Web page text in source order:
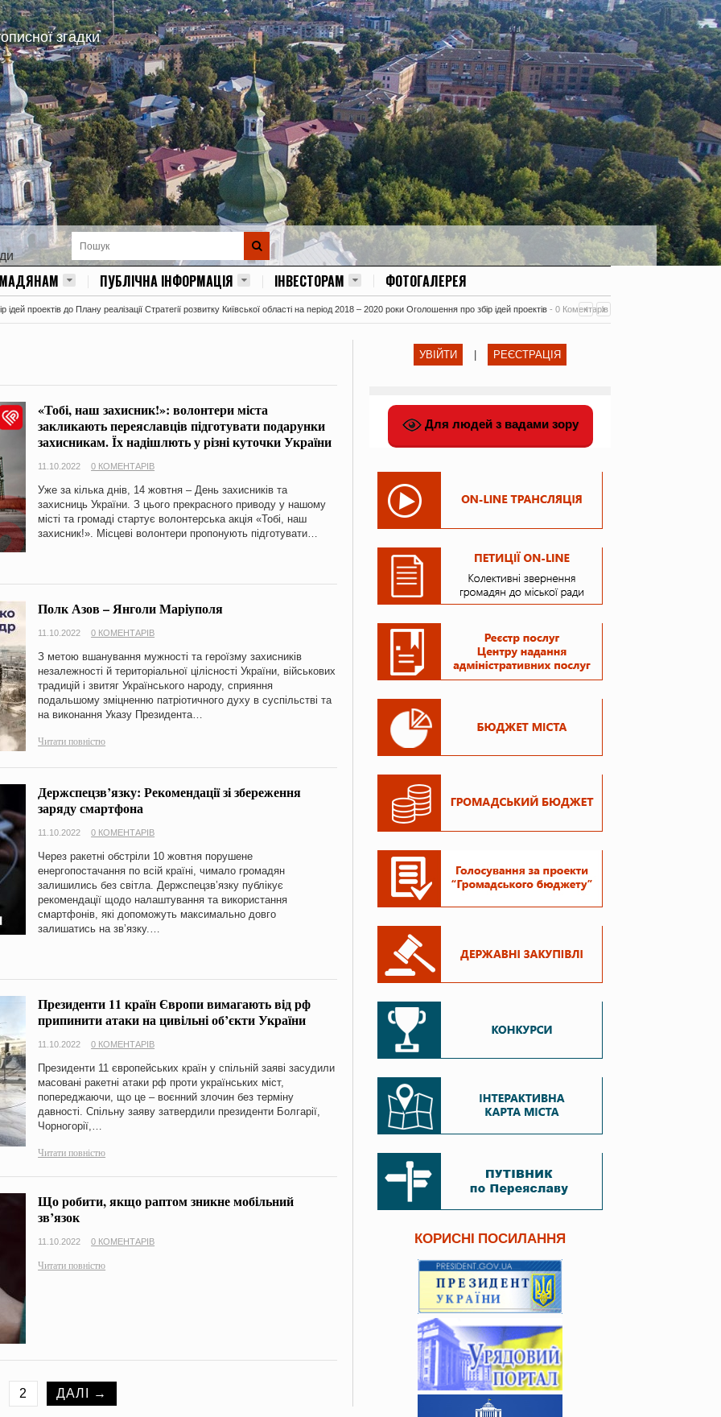
згадки
ПУБЛІЧНА ІНФОРМАЦІЯ ІНВЕСТОРАМ ФОТОГАЛЕРЕЯ
проектів до Плану реалізації Стратегії розвитку Київської області на період 2018 – 2020 роки Оголошення про збір ідей проектів - 0 Коментарів
«Тобі, наш захисник!»: волонтери міста
закликають переяславців підготувати подарунки
захисникам. Їх надішлють у різні куточки України
11.10.2022 0 КОМЕНТАРІВ
Уже за кілька днів, 14 жовтня – День захисників та
захисниць України. З цього прекрасного приводу у нашому
місті та громаді стартує волонтерська акція «Тобі, наш
захисник!». Місцеві волонтери пропонують підготувати…
Полк Азов – Янголи Маріуполя
11.10.2022 0 КОМЕНТАРІВ
З метою вшанування мужності та героїзму захисників
незалежності й територіальної цілісності України, військових
традицій і звитяг Українського народу, сприяння
подальшому зміцненню патріотичного духу в суспільстві та
на виконання Указу Президента…
Читати повністю
Держспецзв’язку: Рекомендації зі збереження
заряду смартфона
11.10.2022 0 КОМЕНТАРІВ
Через ракетні обстріли 10 жовтня порушене
енергопостачання по всій країні, чимало громадян
залишились без світла. Держспецзв’язку публікує
рекомендації щодо налаштування та використання
смартфонів, які допоможуть максимально довго
залишатись на звʼязку.…
Президенти 11 країн Європи вимагають від рф
припинити атаки на цивільні об’єкти України
11.10.2022 0 КОМЕНТАРІВ
Президенти 11 європейських країн у спільній заяві засудили
масовані ракетні атаки рф проти українських міст,
попереджаючи, що це – воєнний злочин без терміну
давності. Спільну заяву затвердили президенти Болгарії,
Чорногорії,…
Читати повністю
Що робити, якщо раптом зникне мобільний
зв’язок
11.10.2022 0 КОМЕНТАРІВ
Читати повністю
2 ДАЛІ →
УВІЙТИ РЕЄСТРАЦІЯ
Для людей з вадами зору
КОРИСНІ ПОСИЛАННЯ